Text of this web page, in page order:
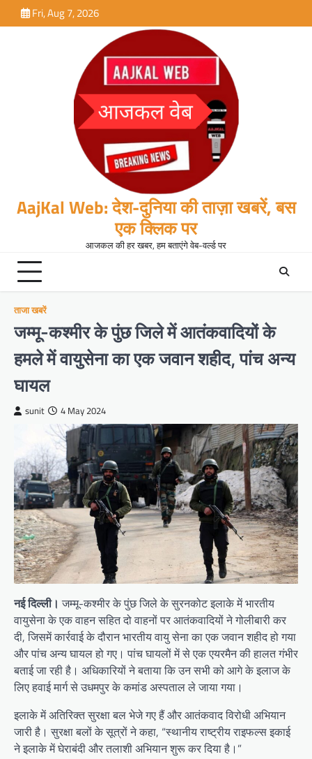
to
Fri, Aug 7, 2026
AajKal Web: देश-दुनिया की ताज़ा खबरें, बस
एक क्लिक पर
आजकल की हर खबर, हम बताएंगे वेब-वर्ल्ड पर
ताजा खबरें
जम्मू-कश्मीर के पुंछ जिले में आतंकवादियों के
हमले में वायुसेना का एक जवान शहीद, पांच अन्य
घायल
sunit 4 May 2024
नई दिल्ली। जम्मू-कश्मीर के पुंछ जिले के सुरनकोट इलाके में भारतीय
वायुसेना के एक वाहन सहित दो वाहनों पर आतंकवादियों ने गोलीबारी कर
दी, जिसमें कार्रवाई के दौरान भारतीय वायु सेना का एक जवान शहीद हो गया
और पांच अन्य घायल हो गए। पांच घायलों में से एक एयरमैन की हालत गंभीर
बताई जा रही है। अधिकारियों ने बताया कि उन सभी को आगे के इलाज के
लिए हवाई मार्ग से उधमपुर के कमांड अस्पताल ले जाया गया।
इलाके में अतिरिक्त सुरक्षा बल भेजे गए हैं और आतंकवाद विरोधी अभियान
जारी है। सुरक्षा बलों के सूत्रों ने कहा, “स्थानीय राष्ट्रीय राइफल्स इकाई
ने इलाके में घेराबंदी और तलाशी अभियान शुरू कर दिया है।”